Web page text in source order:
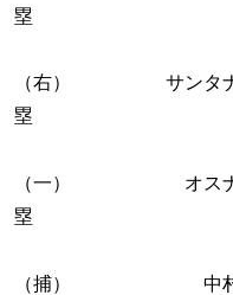
塁
（右） サンタナ
塁
（一） オスナ
塁
（捕） 中村 ３